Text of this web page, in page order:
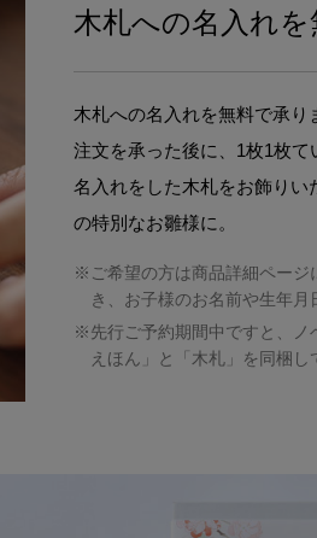
木札への名入れ
木札への名入れを無料で承り
注文を承った後に、1枚1枚て
名入れをした木札をお飾りい
の特別なお雛様に。
※ご希望の方は商品詳細ページ
き、お子様のお名前や生年月
※先行ご予約期間中ですと、ノ
えほん」と「木札」を同梱し